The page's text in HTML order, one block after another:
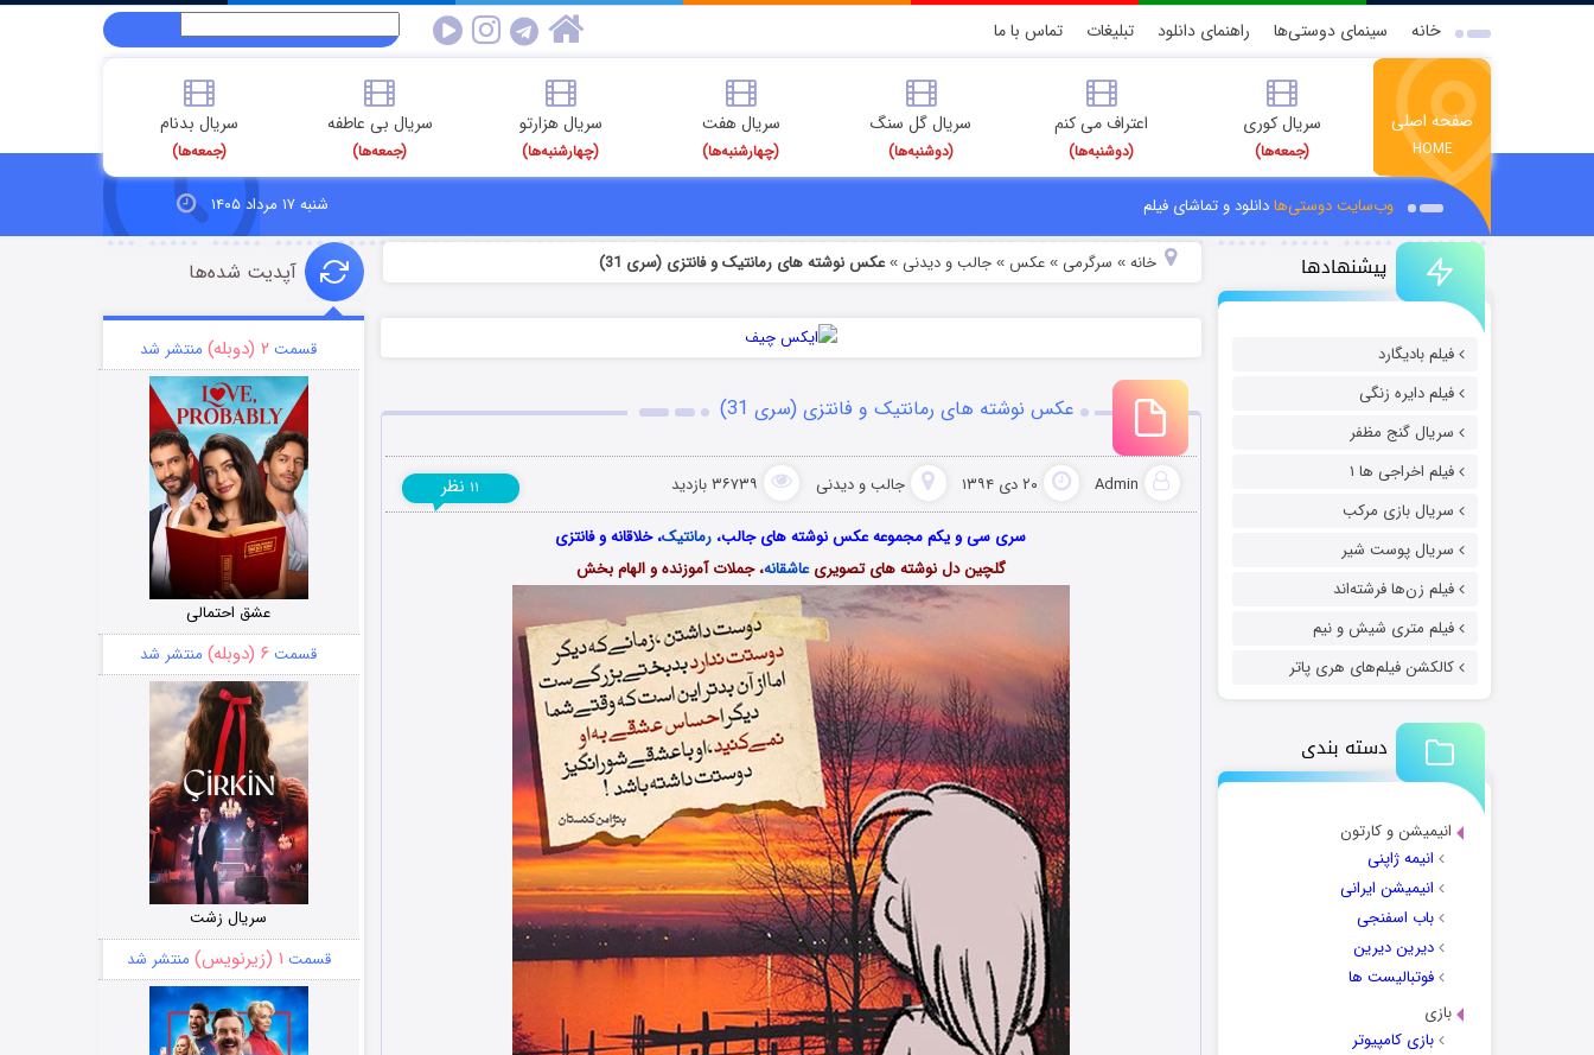
خانه سینمای دوستی‌ها راهنمای دانلود تبلیغات تماس با ما
صفحه اصلی
HOME
سریال کوری
(جمعه‌ها)
اعتراف می کنم
(دوشنبه‌ها)
سریال گل سنگ
(دوشنبه‌ها)
سریال هفت
(چهارشنبه‌ها)
سریال هزارتو
(چهارشنبه‌ها)
سریال بی عاطفه
(جمعه‌ها)
سریال بدنام
(جمعه‌ها)
وب‌سایت دوستی‌هادانلود و تماشای فیلم شنبه ۱۷ مرداد ۱۴۰۵
پیشنهادها
فیلم بادیگارد
فیلم دایره زنگی
سریال گنج مظفر
فیلم اخراجی ها ۱
سریال بازی مرکب
سریال پوست شیر
فیلم زن‌ها فرشته‌اند
فیلم متری شیش و نیم
کالکشن فیلم‌های هری پاتر
دسته بندی
انیمیشن و کارتون
انیمه ژاپنی
انیمیشن ایرانی
باب اسفنجی
دیرین دیرین
فوتبالیست ها
بازی
بازی کامپیوتر
خانه» سرگرمی » عکس » جالب و دیدنی »عکس نوشته های رمانتیک و فانتزی (سری 31)
عکس نوشته های رمانتیک و فانتزی (سری 31)
Admin ۲۰ دی ۱۳۹۴ جالب و دیدنی ۳۶۷۳۹ بازدید ۱۱ نظر
سری سی و یکم مجموعه عکس نوشته های جالب، رمانتیک، خلاقانه و فانتزی
گلچین دل نوشته های تصویریعاشقانه، جملات آموزنده و الهام بخش
آپدیت شده‌ها
قسمت ۲ (دوبله) منتشر شد
عشق احتمالی
قسمت ۶ (دوبله) منتشر شد
سریال زشت
قسمت ۱ (زیرنویس) منتشر شد